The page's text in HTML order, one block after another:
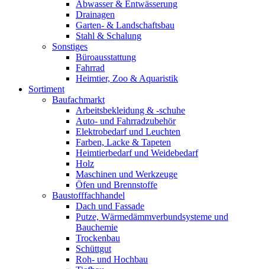
Abwasser & Entwässerung
Drainagen
Garten- & Landschaftsbau
Stahl & Schalung
Sonstiges
Büroausstattung
Fahrrad
Heimtier, Zoo & Aquaristik
Sortiment
Baufachmarkt
Arbeitsbekleidung & -schuhe
Auto- und Fahrradzubehör
Elektrobedarf und Leuchten
Farben, Lacke & Tapeten
Heimtierbedarf und Weidebedarf
Holz
Maschinen und Werkzeuge
Öfen und Brennstoffe
Baustofffachhandel
Dach und Fassade
Putze, Wärmedämmverbundsysteme und
Bauchemie
Trockenbau
Schüttgut
Roh- und Hochbau